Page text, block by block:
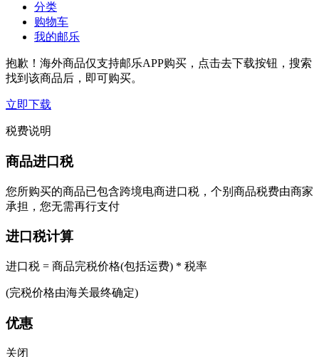
分类
购物车
我的邮乐
抱歉！海外商品仅支持邮乐APP购买，点击去下载按钮，搜索
找到该商品后，即可购买。
立即下载
税费说明
商品进口税
您所购买的商品已包含跨境电商进口税，个别商品税费由商家
承担，您无需再行支付
进口税计算
进口税 = 商品完税价格(包括运费) * 税率
(完税价格由海关最终确定)
优惠
关闭